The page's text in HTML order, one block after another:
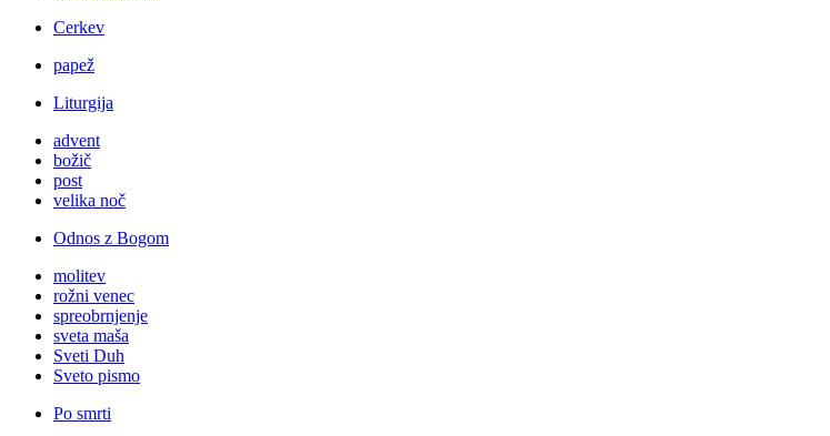
Cerkev
papež
Liturgija
advent
božič
post
velika noč
Odnos z Bogom
molitev
rožni venec
spreobrnjenje
sveta maša
Sveti Duh
Sveto pismo
Po smrti